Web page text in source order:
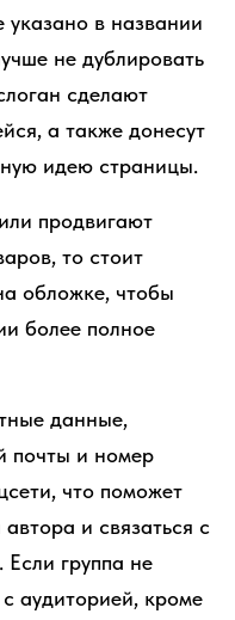
указано в названии
не дублировать
сделают
а также донесут
идею страницы.
продвигают
то стоит
обложке, чтобы
более полное
данные,
почты и номер
что поможет
и связаться с
группа не
аудиторией, кроме